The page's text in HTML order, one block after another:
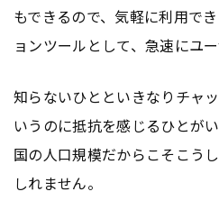
もできるので、気軽に利用で
ョンツールとして、急速にユ
知らないひとといきなりチャ
いうのに抵抗を感じるひとが
国の人口規模だからこそこう
しれません。